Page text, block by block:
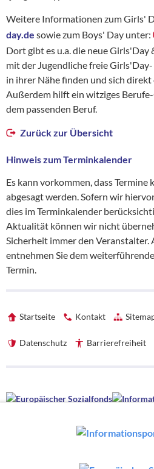
Weitere Informationen zum Girls'
day.de sowie zum Boys' Day unter:
Dort gibt es u.a. die neue
mit der Jugendliche freie
in ihrer Nähe finden und sich
Außerdem hilft ein witziges
dem passenden Beruf.
Zurück zur Übersicht
Hinweis zum Terminkalender
Es kann vorkommen, dass
abgesagt werden. Sofern wir
dies im Terminkalender
Aktualität können wir nicht
Sicherheit immer den
entnehmen Sie dem
Termin.
Startseite Kontakt
Datenschutz Barrierefreiheit
Die hessenweite Strategie OloV wird
Union sowie aus Mitteln des
Ministeriums für Kultus, Bildung und